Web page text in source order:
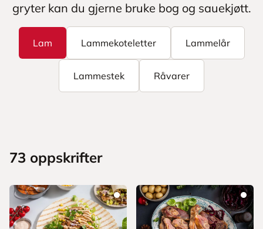
gryter kan du gjerne bruke bog og sauekjøtt.
Lam Lammekoteletter Lammelår
Lammestek Råvarer
73 oppskrifter